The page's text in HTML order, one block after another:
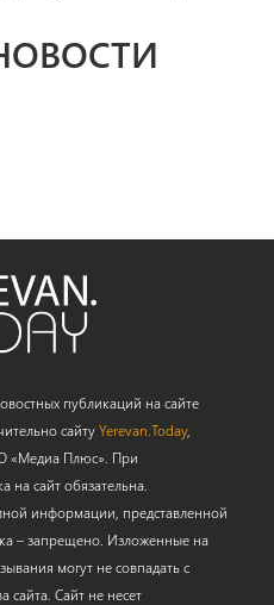
публикаций на сайте
сайтуYerevan.Today,
«Медиа Плюс». При
на сайт обязательна.
информации, представленной
– запрещено. Изложенные на
могут не совпадать с
сайта. Сайт не несет